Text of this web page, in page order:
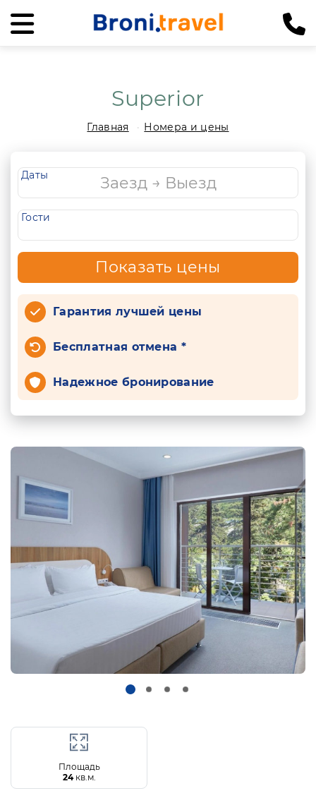
Superior
Главная Номера и цены
Даты
Гости
Показать цены
Гарантия лучшей цены
Бесплатная отмена *
Надежное бронирование
Площадь
24кв.м.